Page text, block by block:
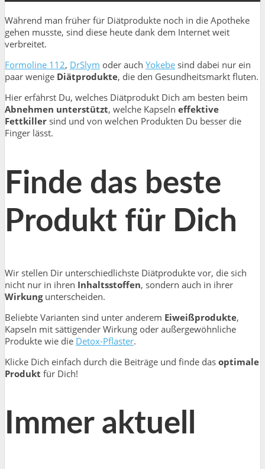
Während man früher für Diätprodukte noch in die Apotheke
gehen musste, sind diese heute dank dem Internet weit
verbreitet.
Formoline 112, DrSlym oder auch Yokebe sind dabei nur ein
paar wenige Diätprodukte, die den Gesundheitsmarkt fluten.
Hier erfährst Du, welches Diätprodukt Dich am besten beim
Abnehmen unterstützt, welche Kapseln effektive
Fettkiller sind und von welchen Produkten Du besser die
Finger lässt.
Finde das beste
Produkt für Dich
Wir stellen Dir unterschiedlichste Diätprodukte vor, die sich
nicht nur in ihren Inhaltsstoffen, sondern auch in ihrer
Wirkungunterscheiden.
Beliebte Varianten sind unter anderem Eiweißprodukte,
Kapseln mit sättigender Wirkung oder außergewöhnliche
Produkte wie die Detox-Pflaster.
Klicke Dich einfach durch die Beiträge und finde das optimale
Produkt für Dich!
Immer aktuell